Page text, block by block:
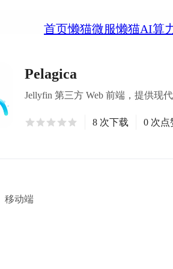
首页懒猫微服懒猫AI算
Pelagica
Jellyfin 第三方 Web 前端，提供现
8 次下载 0 次点
移动端